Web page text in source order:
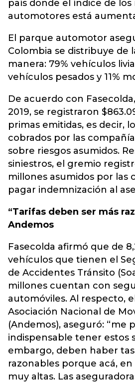
país donde el índice de los
automotores está
El parque automotor
Colombia se distribuye de
manera: 79% vehículos
vehículos pesados y 11%
De acuerdo con
2019, se registraron
primas emitidas, es decir,
cobrados por las
sobre riesgos asumidos.
siniestros, el gremio
millones asumidos por las
pagar indemnización al
“Tarifas deben ser más
Andemos
Fasecolda afirmó que de
vehículos que tienen el
de Accidentes Tránsito
millones cuentan con
automóviles. Al respecto,
Asociación Nacional de
(Andemos), aseguró: “me
indispensable tener estos
embargo, deben haber
razonables porque acá, en
muy altas. Las